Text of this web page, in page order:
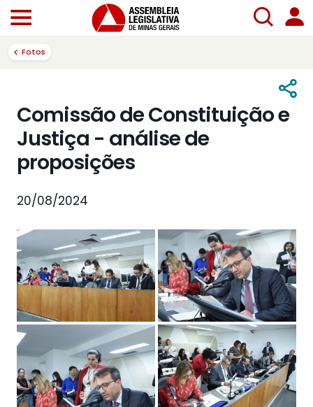
Fotos
Comissão de Constituição e
Justiça - análise de
proposições
20/08/2024